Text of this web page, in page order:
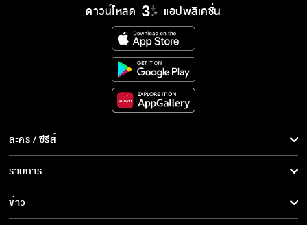
ทีมสอยดาวลูกเจ้าแม่ลานเท
เรื่องมันผ่านไปแล้ว ก็ปล่อยให้มันจบไปเถอะค่ะ
อยู่ในตะราง ยังจะหวานกันได้อีก
ดาวน์โหลด แอปพลิเคชั่น
ละคร / ซีรีส์
ละคร/ซีรีส์
ซีรีส์นานาชาติ
การ์ตูน & เกม
รายการ
รายการทั้งหมด
ข่าว